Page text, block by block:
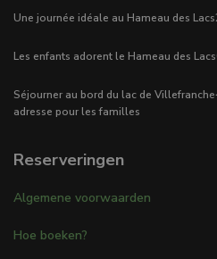
Une journée idéale au Hameau des Lacs
Les enfants adorent le Hameau des Lacs
Séjourner au bord du lac de
adresse pour les familles
Reserveringen
Algemene voorwaarden
Hoe boeken?